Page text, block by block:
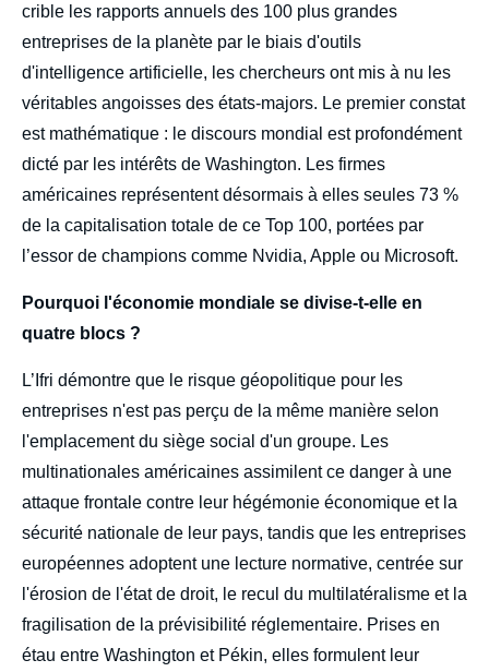
crible les rapports annuels des 100 plus grandes
entreprises de la planète par le biais d'outils
d'intelligence artificielle, les chercheurs ont mis à nu les
véritables angoisses des états-majors. Le premier constat
est mathématique : le discours mondial est profondément
dicté par les intérêts de Washington. Les firmes
américaines représentent désormais à elles seules 73 %
de la capitalisation totale de ce Top 100, portées par
l’essor de champions comme Nvidia, Apple ou Microsoft.
Pourquoi l'économie mondiale se divise-t-elle en
quatre blocs ?
L’Ifri démontre que le risque géopolitique pour les
entreprises n'est pas perçu de la même manière selon
l'emplacement du siège social d'un groupe. Les
multinationales américaines assimilent ce danger à une
attaque frontale contre leur hégémonie économique et la
sécurité nationale de leur pays, tandis que les entreprises
européennes adoptent une lecture normative, centrée sur
l'érosion de l'état de droit, le recul du multilatéralisme et la
fragilisation de la prévisibilité réglementaire. Prises en
étau entre Washington et Pékin, elles formulent leur